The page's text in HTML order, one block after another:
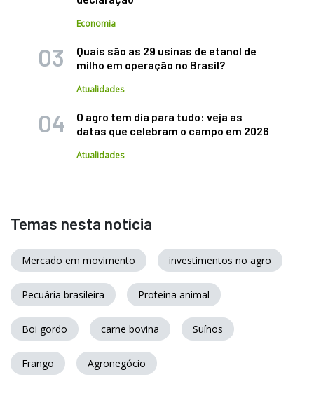
Economia
Quais são as 29 usinas de etanol de
milho em operação no Brasil?
Atualidades
O agro tem dia para tudo: veja as
datas que celebram o campo em 2026
Atualidades
Temas nesta notícia
Mercado em movimento investimentos no agro
Pecuária brasileira Proteína animal
Boi gordo carne bovina Suínos
Frango Agronegócio